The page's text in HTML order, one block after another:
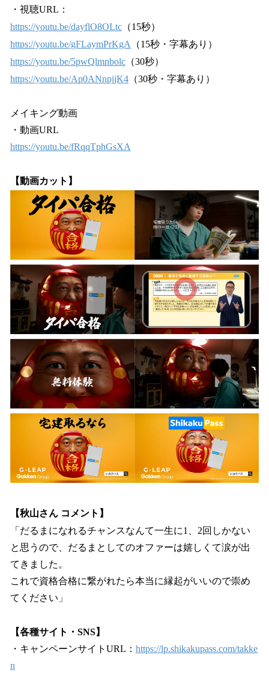
・視聴URL：
https://youtu.be/dayflO8OLtc （15秒）
https://youtu.be/gFLaymPrKgA
（15秒・字幕あり）
https://youtu.be/5pwQlmnbolc （30秒）
https://youtu.be/Ap0ANnpjjK4 （30秒・字幕あり）
メイキング動画
・動画URL
https://youtu.be/fRqqTphGsXA
【動画カット】
【秋山さん コメント】
「だるまになれるチャンスなんて一生に1、2回しかない
と思うので、だるまとしてのオファーは嬉しくて涙が出
てきました。
これで資格合格に繋がれたら本当に縁起がいいので崇め
てください」
【各種サイト・SNS】
・キャンペーンサイトURL： https://lp.shikakupass.com/takke
n